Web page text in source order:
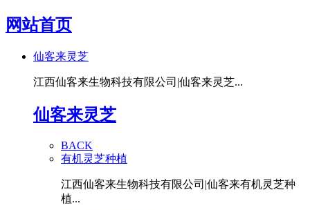
网站首页
仙客来灵芝
江西仙客来生物科技有限公司|仙客来灵芝...
仙客来灵芝
BACK
有机灵芝种植
江西仙客来生物科技有限公司|仙客来有机灵芝种
植...